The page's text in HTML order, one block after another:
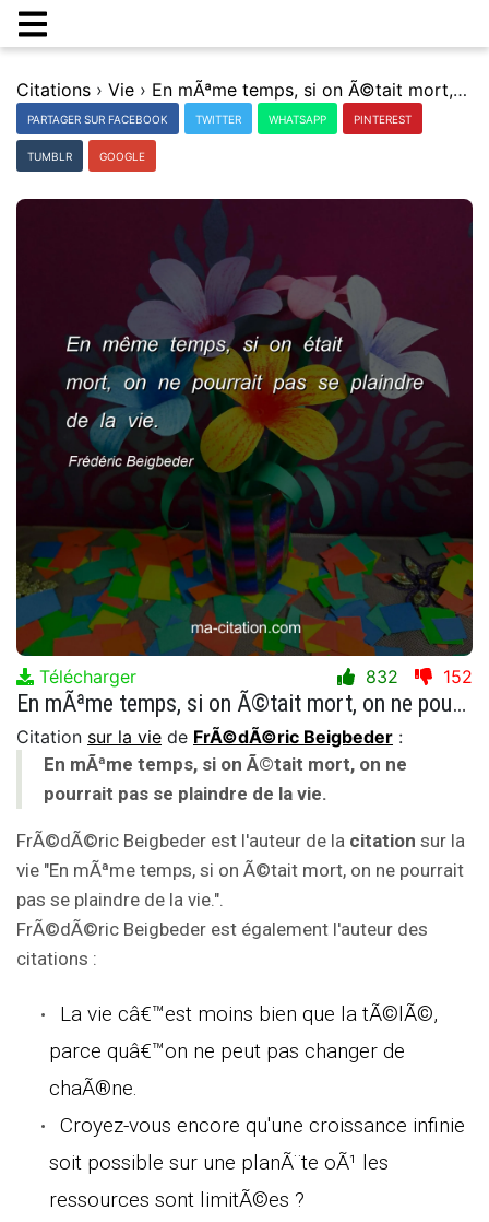
Citations › Vie › En mÃªme temps, si on Ã©tait mort, on ne pourrait pas se plaindre de la vie.
PARTAGER SUR FACEBOOK TWITTER WHATSAPP PINTEREST
TUMBLR GOOGLE
Télécharger 832 152
En mÃªme temps, si on Ã©tait mort, on ne pourrait pas se plaindre de la vie.
Citation sur la vie de FrÃ©dÃ©ric Beigbeder :
En mÃªme temps, si on Ã©tait mort, on ne
pourrait pas se plaindre de la vie.
FrÃ©dÃ©ric Beigbeder est l'auteur de la citation sur la
vie "En mÃªme temps, si on Ã©tait mort, on ne pourrait
pas se plaindre de la vie.".
FrÃ©dÃ©ric Beigbeder est également l'auteur des
citations :
La vie câ€™est moins bien que la tÃ©lÃ©,
parce quâ€™on ne peut pas changer de
chaÃ®ne.
Croyez-vous encore qu'une croissance infinie
soit possible sur une planÃ¨te oÃ¹ les
ressources sont limitÃ©es ?